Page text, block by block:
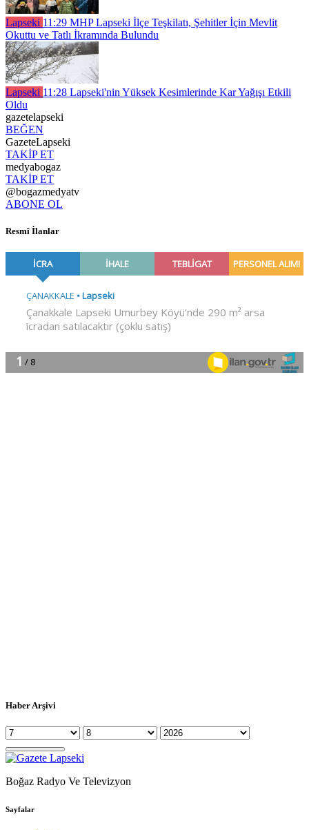
Lapseki 11:29 MHP Lapseki İlçe Teşkilatı, Şehitler İçin Mevlit
Okuttu ve Tatlı İkramında Bulundu
Lapseki 11:28 Lapseki'nin Yüksek Kesimlerinde Kar Yağışı Etkili
Oldu
gazetelapseki
BEĞEN
GazeteLapseki
TAKİP ET
medyabogaz
TAKİP ET
@bogazmedyatv
ABONE OL
Resmî İlanlar
Haber Arşivi
Boğaz Radyo Ve Televizyon
Sayfalar